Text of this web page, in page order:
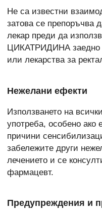
Не са известни
затова се препоръчва
лекар преди да
ЦИКАТРИДИНА заедно
или лекарства за
Нежелани ефекти
Използването на
употреба, особено
причини
забележите други
лечението и се
фармацевт.
Предупреждения и